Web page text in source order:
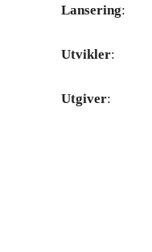
Lansering:
Utvikler:
Utgiver: